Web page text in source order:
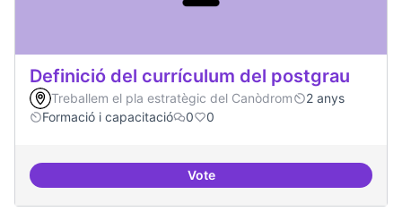
Definició del currículum del postgrau
Treballem el pla estratègic del Canòdrom
2 anys
Formació i capacitació
0 0
VoteDefinició del currículum del